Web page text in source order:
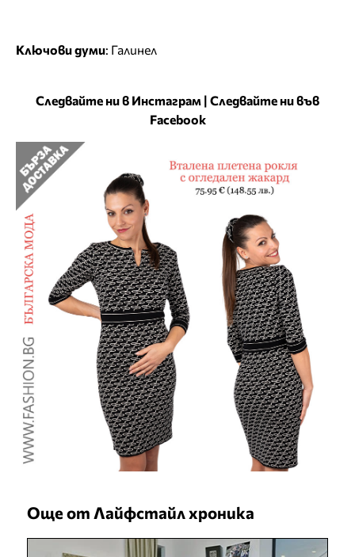
Ключови думи: Галинел
Следвайте ни в Инстаграм | Следвайте ни във
Facebook
Още от Лайфстайл хроника